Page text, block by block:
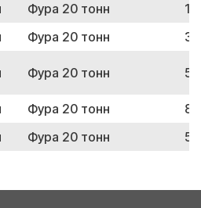
Фура 20 тонн
Фура 20 тонн
Фура 20 тонн
Фура 20 тонн
Фура 20 тонн